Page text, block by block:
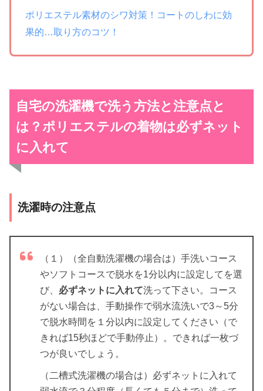
ポリエステル素材のシワ対策！コートのしわに効
果的…取り方のコツ！
自宅の洗濯機で洗う方法と注意点と
は？ポリエステルの着物は必ずネット
に入れて
洗濯時の注意点
（１）（全自動洗濯機の場合は）手洗いコース
やソフトコースで脱水を1分以内に設定してを選
び、 必ずネットに入れて洗って下さい。コース
がない場合は、手動操作で弱水流洗いで3～5分
で脱水時間を１分以内に設定してください（で
きれば15秒ほどで手動停止）。できれば一枚づ
つが良いでしょう。
（二槽式洗濯機の場合は）必ずネットに入れて